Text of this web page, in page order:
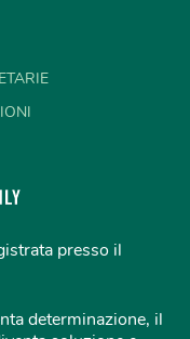
presso il
determinazione, il